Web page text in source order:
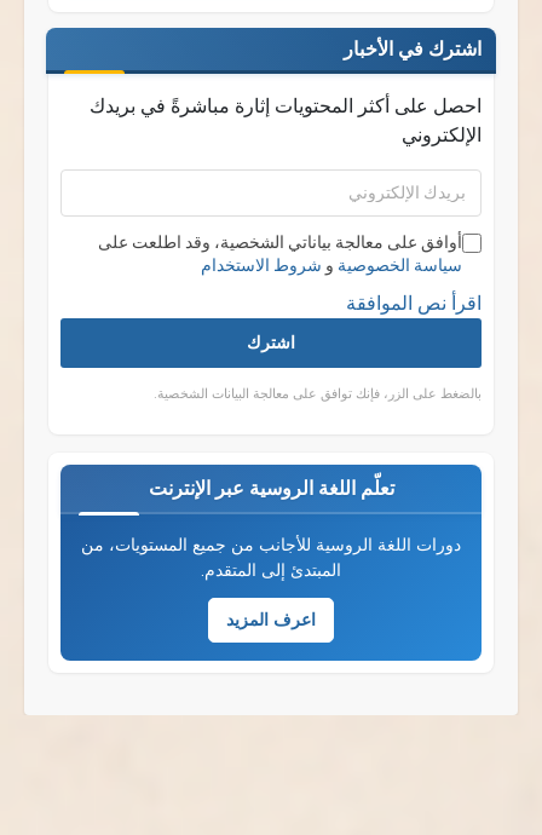
اشترك في الأخبار
احصل على أكثر المحتويات إثارة مباشرةً في بريدك
الإلكتروني
الإلكتروني
أوافق على معالجة بياناتي الشخصية، وقد اطلعت على
سياسة الخصوصية و شروط الاستخدام
اقرأ نص الموافقة
اشترك
بالضغط على الزر، فإنك توافق على معالجة البيانات الشخصية.
تعلّم اللغة الروسية عبر الإنترنت
دورات اللغة الروسية للأجانب من جميع المستويات، من
المبتدئ إلى المتقدم.
اعرف المزيد